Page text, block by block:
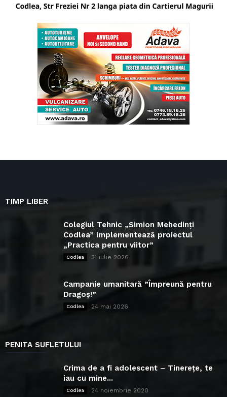
TIMP LIBER
Colegiul Tehnic „Simion Mehedinți
Codlea” implementează proiectul
„Practica pentru viitor”
Codlea 31 iulie 2026
Campanie umanitară ”Împreună pentru
Dragoș!”
Codlea 24 mai 2026
PENITA SUFLETULUI
Crima de a fi adolescent – Tinerețe, te
iau cu mine...
Codlea 24 noiembrie 2020